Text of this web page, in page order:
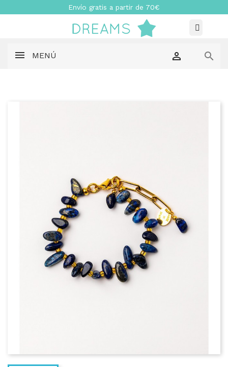
Envío gratis a partir de 70€
MENÚ  